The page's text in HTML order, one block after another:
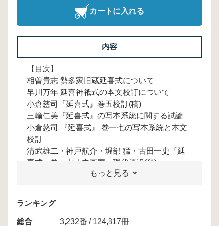
カートに入れる
内容
【目次】
相曽貴志 勢多家旧蔵延喜式について
早川万年 延喜神祗式の本文校訂について
小倉慈司『延喜式』巻五校訂(稿)
三輸仁美『延喜式』の写本系統に関する試論
小倉慈司 『延喜式』 巻一七の写本系統と本文
校訂
清武雄二・神戸航介・堀部 猛・古田一史『延
喜式』巻一七「内匠寮」現代語訳(稿)
倉本一宏『延喜式』と頒暦
小川宏和 赤幡考
永島朋子 延喜太政官式に見える挿頭花につい
井上正望 廃務からみた神祗祭祀
もっと見る
ランキング
総合 3,232番 / 124,817冊